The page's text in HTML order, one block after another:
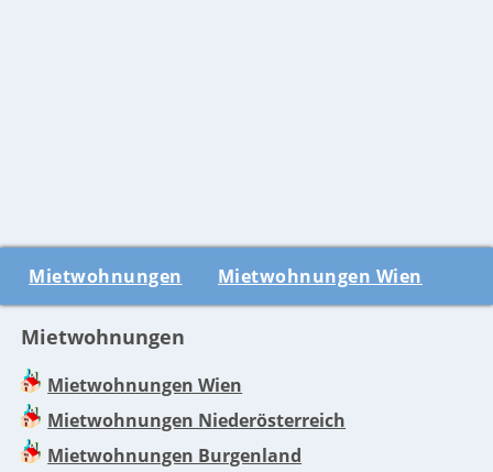
Mietwohnungen Mietwohnungen Wien
Mietwohnungen
Mietwohnungen Wien
Mietwohnungen Niederösterreich
Mietwohnungen Burgenland